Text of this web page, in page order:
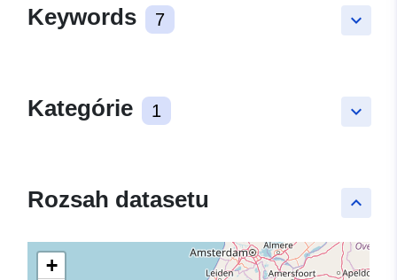
keyboard_arrow_down
Keywords 7
keyboard_arrow_down
Kategórie 1
keyboard_arrow_up
Rozsah datasetu
+